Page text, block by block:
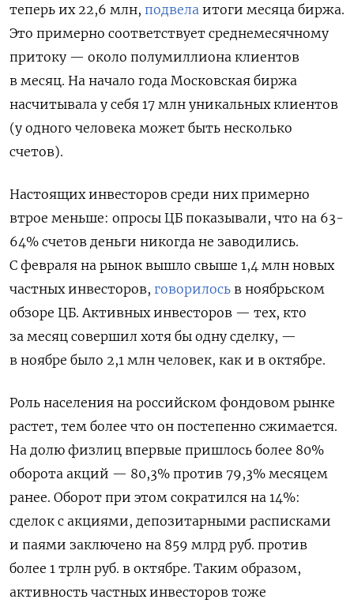
теперь их 22,6 млн, подвела итоги месяца биржа.
Это примерно соответствует среднемесячному
притоку — около полумиллиона клиентов
в месяц. На начало года Московская биржа
насчитывала у себя 17 млн уникальных клиентов
(у одного человека может быть несколько
счетов).
Настоящих инвесторов среди них примерно
втрое меньше: опросы ЦБ показывали, что на 63-
64% счетов деньги никогда не заводились.
С февраля на рынок вышло свыше 1,4 млн новых
частных инвесторов, говорилось в ноябрьском
обзоре ЦБ. Активных инвесторов — тех, кто
за месяц совершил хотя бы одну сделку, —
в ноябре было 2,1 млн человек, как и в октябре.
Роль населения на российском фондовом рынке
растет, тем более что он постепенно сжимается.
На долю физлиц впервые пришлось более 80%
оборота акций — 80,3% против 79,3% месяцем
ранее. Оборот при этом сократился на 14%:
сделок с акциями, депозитарными расписками
и паями заключено на 859 млрд руб. против
более 1 трлн руб. в октябре. Таким образом,
активность частных инвесторов тоже